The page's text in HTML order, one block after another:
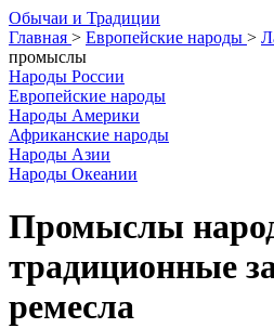
Обычаи и Традиции
Главная > Европейские народы >
промыслы
Народы России
Европейские народы
Народы Америки
Африканские народы
Народы Азии
Народы Океании
Промыслы
традиционные
ремесла